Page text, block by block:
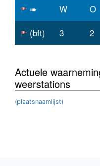
➠ W O
(bft)
3 2
Actuele
weerstations
(plaatsnaamlijst)